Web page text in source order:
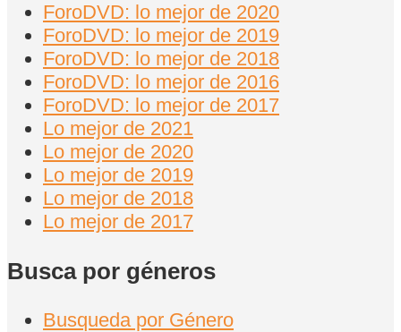
ForoDVD: lo mejor de 2020
ForoDVD: lo mejor de 2019
ForoDVD: lo mejor de 2018
ForoDVD: lo mejor de 2016
ForoDVD: lo mejor de 2017
Lo mejor de 2021
Lo mejor de 2020
Lo mejor de 2019
Lo mejor de 2018
Lo mejor de 2017
Busca por géneros
Busqueda por Género